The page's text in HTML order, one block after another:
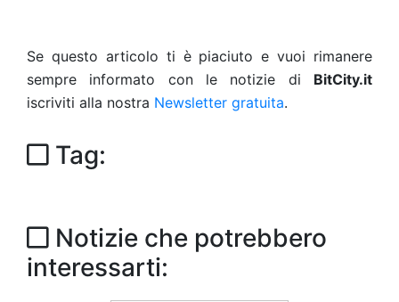
Se questo articolo ti è piaciuto e vuoi rimanere
sempre informato con le notizie di BitCity.it
iscriviti alla nostra Newsletter gratuita.
Tag:
Notizie che potrebbero
interessarti: